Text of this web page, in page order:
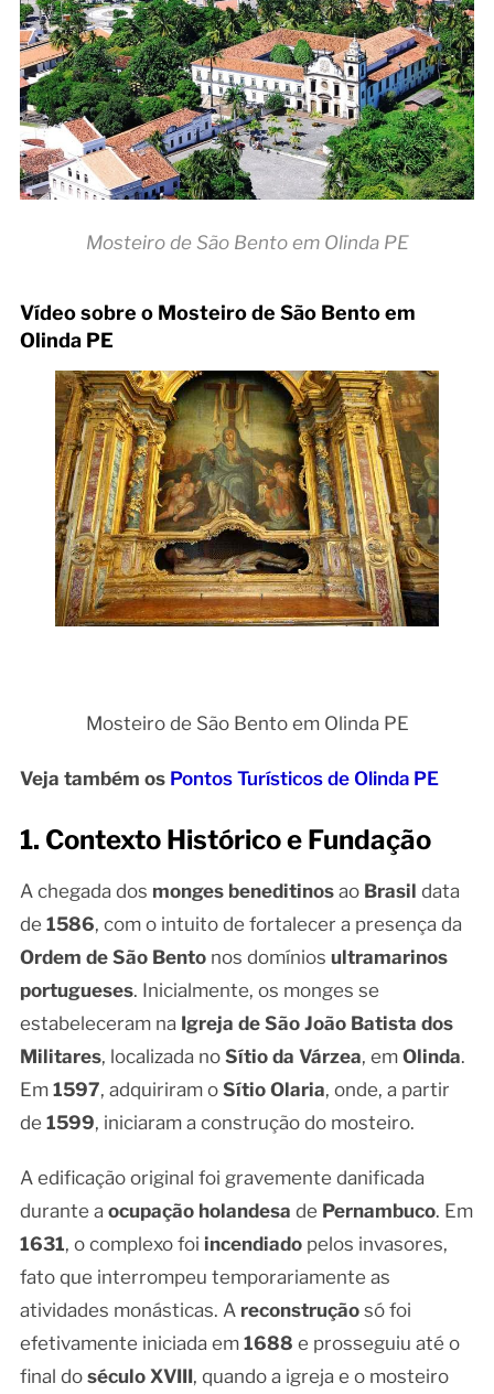
Mosteiro de São Bento em Olinda PE
Vídeo sobre o Mosteiro de São Bento em
Olinda PE
Mosteiro de São Bento em Olinda PE
Veja também os Pontos Turísticos de Olinda PE
1. Contexto Histórico e Fundação
A chegada dos monges beneditinosao Brasil data
de 1586, com o intuito de fortalecer a presença da
Ordem de São Bentonos domínios ultramarinos
portugueses. Inicialmente, os monges se
estabeleceram na Igreja de São João Batista dos
Militares, localizada no Sítio da Várzea, em Olinda.
Em 1597, adquiriram o Sítio Olaria, onde, a partir
de 1599, iniciaram a construção do mosteiro.
A edificação original foi gravemente danificada
durante a ocupação holandesa de Pernambuco. Em
1631, o complexo foi incendiadopelos invasores,
fato que interrompeu temporariamente as
atividades monásticas. A reconstruçãosó foi
efetivamente iniciada em 1688 e prosseguiu até o
final do século XVIII, quando a igreja e o mosteiro